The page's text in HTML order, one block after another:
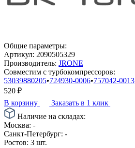
Общие параметры:
Артикул: 2090505329
Производитель: JRONE
Совместим с турбокомпрессоров:
53039880205•724930-0006•757042-0013
520 ₽
В корзину
Заказать в 1 клик
Наличие на складах:
Москва: -
Санкт-Петербург: -
Ростов: 3 шт.